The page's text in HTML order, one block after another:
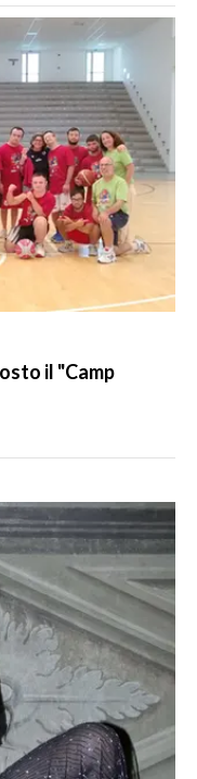
il "Camp